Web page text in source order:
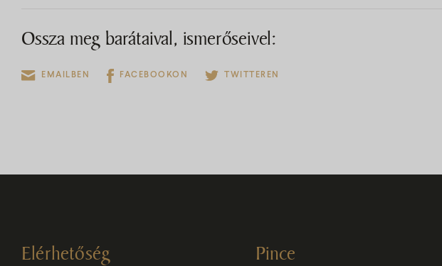
Ossza meg barátaival, ismerőseivel:
EMAILBEN FACEBOOKON TWITTEREN
Elérhetőség Pince